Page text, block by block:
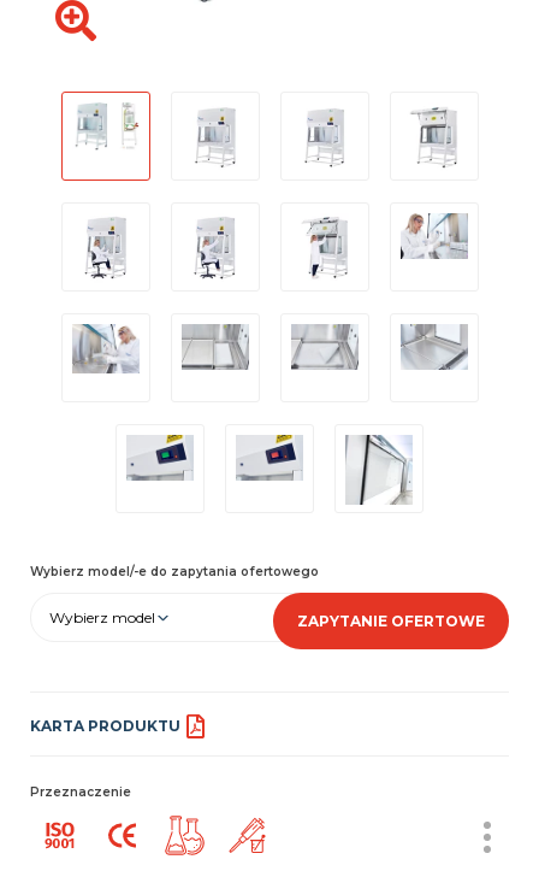
Wybierz model/-e do zapytania ofertowego
Wybierz model ZAPYTANIE OFERTOWE
KARTA PRODUKTU
Przeznaczenie